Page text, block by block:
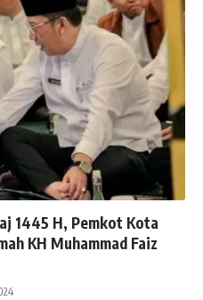
1445 H, Pemkot Kota
KH Muhammad Faiz